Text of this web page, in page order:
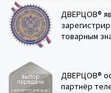
ДВЕРЦОВ®
товарным
ДВЕРЦОВ®
партнёр